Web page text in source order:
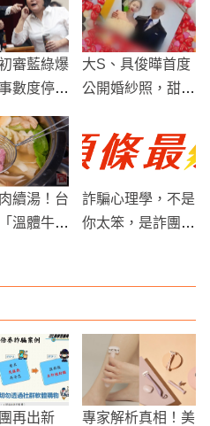
審藍綠爆
數度停擺
大S、具俊曄首度
公開婚紗照，甜蜜
續湯！台
溫體牛肉
詐騙心理學，不是
你太笨，是詐團太
再出新
專家解析真相！美